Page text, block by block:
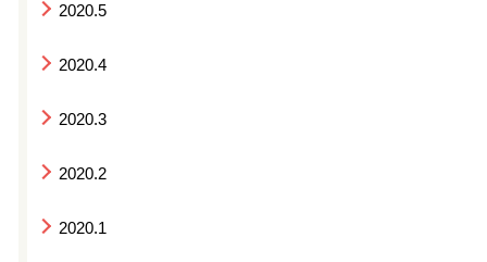
2020.5
2020.4
2020.3
2020.2
2020.1